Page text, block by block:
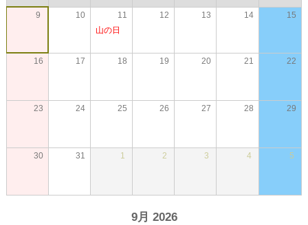
9 10 11 12 13 14
15
山の日
16 17 18 19 20 21 22
23 24 25 26 27 28 29
30 31 1 2 3 4 5
9月 2026